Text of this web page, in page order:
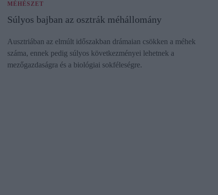
MÉHÉSZET
Súlyos bajban az osztrák méhállomány
Ausztriában az elmúlt időszakban drámaian csökken a méhek
száma, ennek pedig súlyos következményei lehetnek a
mezőgazdaságra és a biológiai sokféleségre.